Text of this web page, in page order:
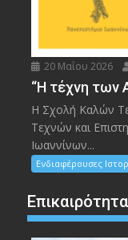
20 Μαΐου 2026
“Η τέχνη των
Η Σχολή Καλών
Τεχνών και
Ιωαννίνων...
Ενδιαφέρουσες
Επικαιρότητα